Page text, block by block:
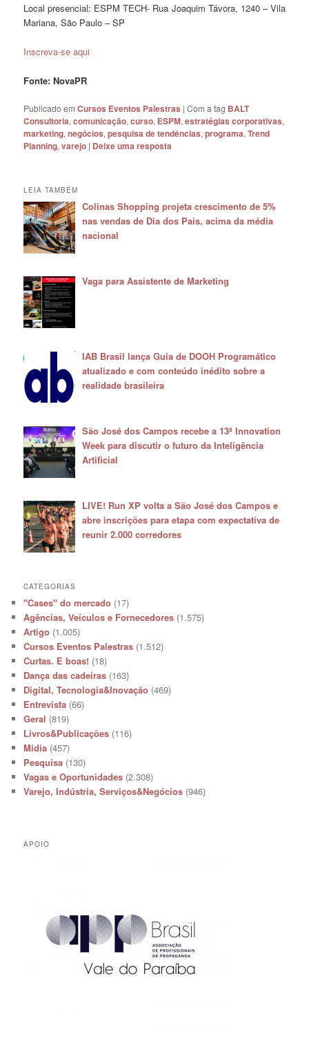
Local presencial: ESPM TECH- Rua Joaquim Távora, 1240 – Vila
Mariana, São Paulo – SP
Inscreva-se aqui
Fonte: NovaPR
Publicado em Cursos Eventos Palestras |Com a tag BALT
Consultoria,comunicação,curso, ESPM,estratégias corporativas,
marketing,negócios,pesquisa de tendências,programa,Trend
Planning,varejo | Deixe uma resposta
LEIA TAMBÉM
Colinas Shopping projeta crescimento de 5%
nas vendas de Dia dos Pais, acima da média
nacional
Vaga para Assistente de Marketing
IAB Brasil lança Guia de DOOH Programático
atualizado e com conteúdo inédito sobre a
realidade brasileira
São José dos Campos recebe a 13ª Innovation
Week para discutir o futuro da Inteligência
Artificial
LIVE! Run XP volta a São José dos Campos e
abre inscrições para etapa com expectativa de
reunir 2.000 corredores
CATEGORIAS
"Cases" do mercado (17)
Agências, Veículos e Fornecedores (1.575)
Artigo (1.005)
Cursos Eventos Palestras (1.512)
Curtas. E boas! (18)
Dança das cadeiras (163)
Digital, Tecnologia&Inovação (469)
Entrevista (66)
Geral (819)
Livros&Publicações (116)
Mídia (457)
Pesquisa (130)
Vagas e Oportunidades (2.308)
Varejo, Indústria, Serviços&Negócios (946)
APOIO